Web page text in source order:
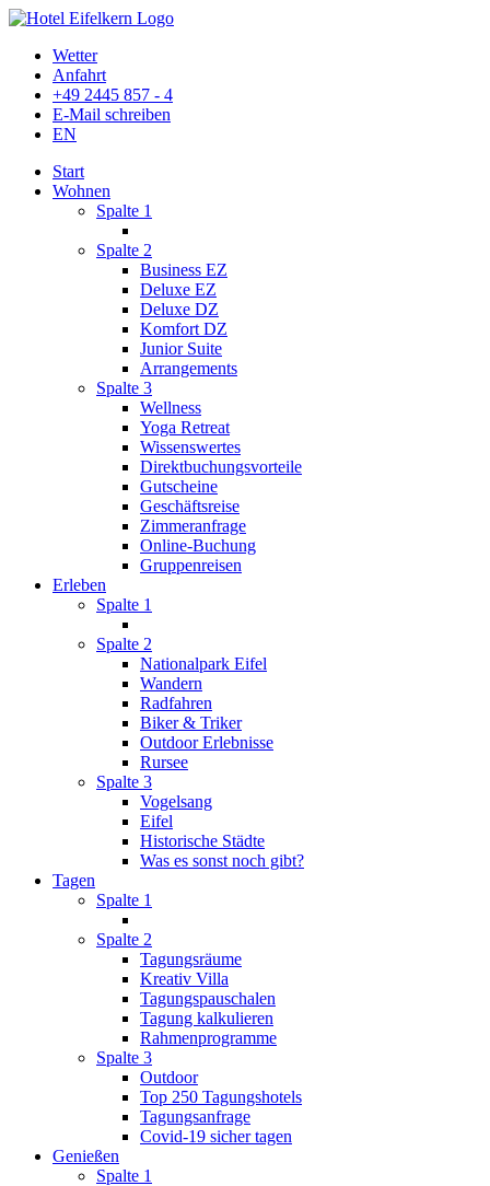
Wetter
Anfahrt
+49 2445 857 - 4
E-Mail schreiben
EN
Start
Wohnen
Spalte 1
Spalte 2
Business EZ
Deluxe EZ
Deluxe DZ
Komfort DZ
Junior Suite
Arrangements
Spalte 3
Wellness
Yoga Retreat
Wissenswertes
Direktbuchungsvorteile
Gutscheine
Geschäftsreise
Zimmeranfrage
Online-Buchung
Gruppenreisen
Erleben
Spalte 1
Spalte 2
Nationalpark Eifel
Wandern
Radfahren
Biker & Triker
Outdoor Erlebnisse
Rursee
Spalte 3
Vogelsang
Eifel
Historische Städte
Was es sonst noch gibt?
Tagen
Spalte 1
Spalte 2
Tagungsräume
Kreativ Villa
Tagungspauschalen
Tagung kalkulieren
Rahmenprogramme
Spalte 3
Outdoor
Top 250 Tagungshotels
Tagungsanfrage
Covid-19 sicher tagen
Genießen
Spalte 1